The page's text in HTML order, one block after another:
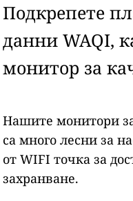
Подкрепете
данни WAQI,
монитор за
Нашите монитори
са много лесни за
от WIFI точка за
захранване.